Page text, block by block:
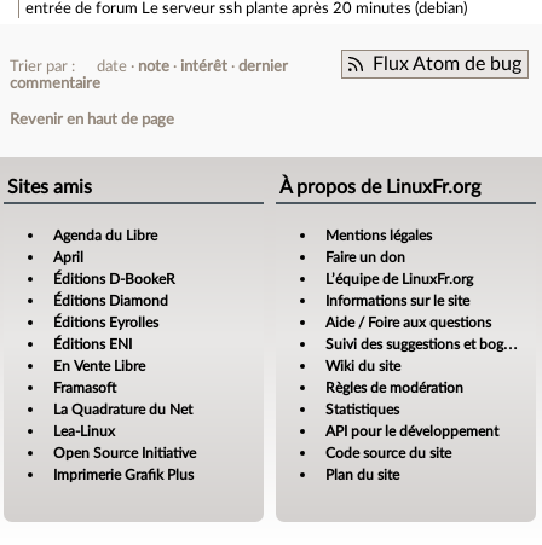
entrée de forum Le serveur ssh plante après 20 minutes (debian)
Flux Atom de bug
Trier par : date note intérêt
dernier
commentaire
Revenir en haut de page
Sites amis
Agenda du Libre
April
Éditions D-BookeR
Éditions Diamond
Éditions Eyrolles
Éditions ENI
En Vente Libre
Framasoft
La Quadrature du Net
Lea-Linux
Open Source Initiative
Imprimerie Grafik Plus
À propos de LinuxFr.org
Mentions légales
Faire un don
L’équipe de LinuxFr.org
Informations sur le site
Aide / Foire aux questions
Suivi des suggestions et bogues
Wiki du site
Règles de modération
Statistiques
API pour le développement
Code source du site
Plan du site